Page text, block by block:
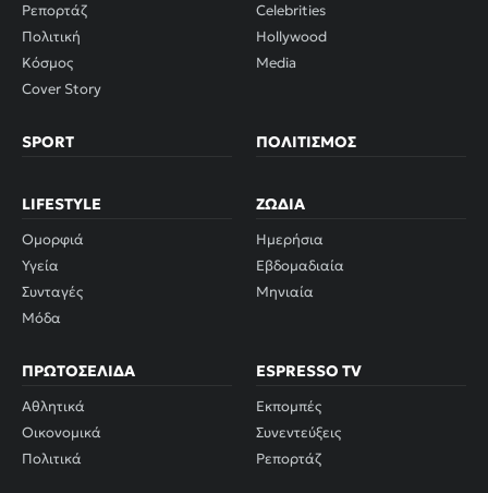
Ρεπορτάζ
Πολιτική
Κόσμος
Cover Story
Celebrities
Hollywood
Media
SPORT ΠΟΛΙΤΙΣΜΌΣ
LIFESTYLE
Ομορφιά
Υγεία
Συνταγές
Μόδα
ΖΏΔΙΑ
Ημερήσια
Εβδομαδιαία
Μηνιαία
ΠΡΩΤΟΣΈΛΙΔΑ
Αθλητικά
Οικονομικά
Πολιτικά
ESPRESSO TV
Εκπομπές
Συνεντεύξεις
Ρεπορτάζ